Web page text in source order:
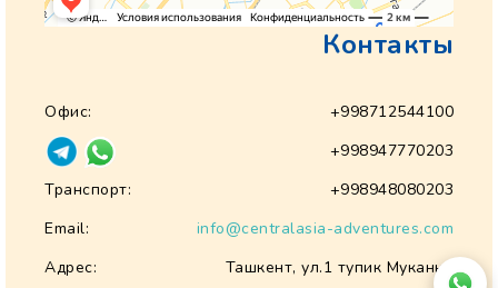
Контакты
Офис:
+998712544100
+998947770203
Транспорт:
+998948080203
Email:
info@centralasia-adventures.com
Адрес:
Ташкент, ул.1 тупик Муканна